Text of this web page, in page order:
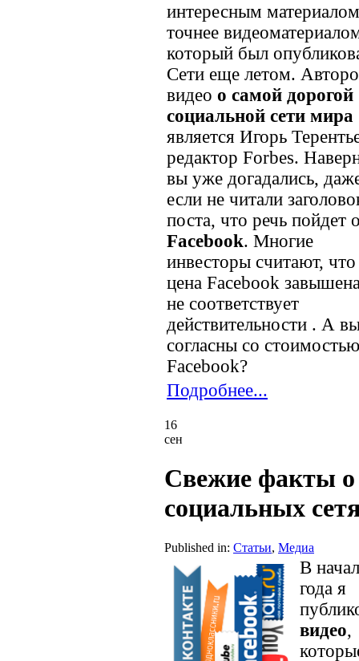
интересным
точнее
который был
Сети еще летом.
видео о самой дорогой
социальной сети мира
является Игорь
редактор Forbes.
вы уже догадались,
если не читали
поста, что речь пойдет
Facebook. Многие
инвесторы считают, что
цена Facebook
не соответствует
действительности . А
согласны со стоимостью
Facebook?
Подробнее...
16
сен
Свежие факты о
социальных
Published in: Статьи, Медиа
В
года я
видео,